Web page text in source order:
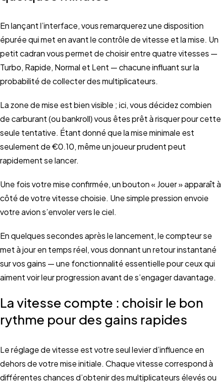
En lançant l’interface, vous remarquerez une disposition
épurée qui met en avant le contrôle de vitesse et la mise. Un
petit cadran vous permet de choisir entre quatre vitesses —
Turbo, Rapide, Normal et Lent — chacune influant sur la
probabilité de collecter des multiplicateurs.
La zone de mise est bien visible ; ici, vous décidez combien
de carburant (ou bankroll) vous êtes prêt à risquer pour cette
seule tentative. Étant donné que la mise minimale est
seulement de €0.10, même un joueur prudent peut
rapidement se lancer.
Une fois votre mise confirmée, un bouton « Jouer » apparaît à
côté de votre vitesse choisie. Une simple pression envoie
votre avion s’envoler vers le ciel.
En quelques secondes après le lancement, le compteur se
met à jour en temps réel, vous donnant un retour instantané
sur vos gains — une fonctionnalité essentielle pour ceux qui
aiment voir leur progression avant de s’engager davantage.
La vitesse compte : choisir le bon
rythme pour des gains rapides
Le réglage de vitesse est votre seul levier d’influence en
dehors de votre mise initiale. Chaque vitesse correspond à
différentes chances d’obtenir des multiplicateurs élevés ou